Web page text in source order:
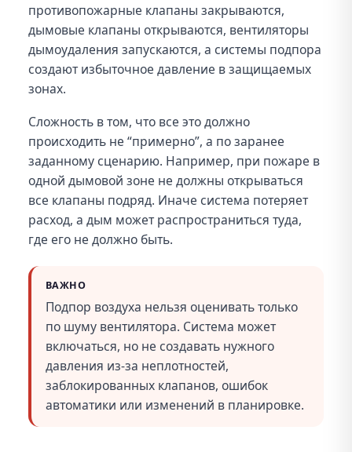
противопожарные клапаны закрываются,
дымовые клапаны открываются, вентиляторы
дымоудаления запускаются, а системы подпора
создают избыточное давление в защищаемых
зонах.
Сложность в том, что все это должно
происходить не “примерно”, а по заранее
заданному сценарию. Например, при пожаре в
одной дымовой зоне не должны открываться
все клапаны подряд. Иначе система потеряет
расход, а дым может распространиться туда,
где его не должно быть.
ВАЖНО
Подпор воздуха нельзя оценивать только
по шуму вентилятора. Система может
включаться, но не создавать нужного
давления из-за неплотностей,
заблокированных клапанов, ошибок
автоматики или изменений в планировке.